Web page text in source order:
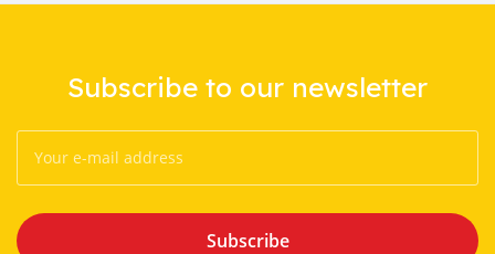
Subscribe to our newsletter
Subscribe